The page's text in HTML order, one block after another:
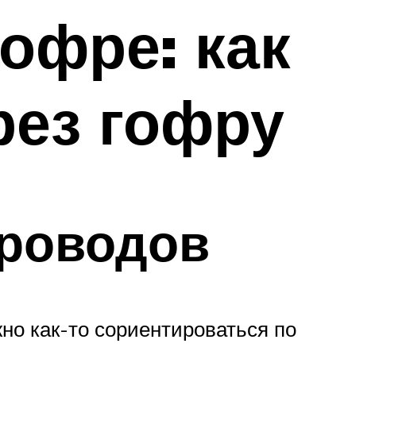
как
гофру
как-то сориентироваться по